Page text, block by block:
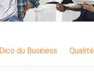
Dico du Business Qualité